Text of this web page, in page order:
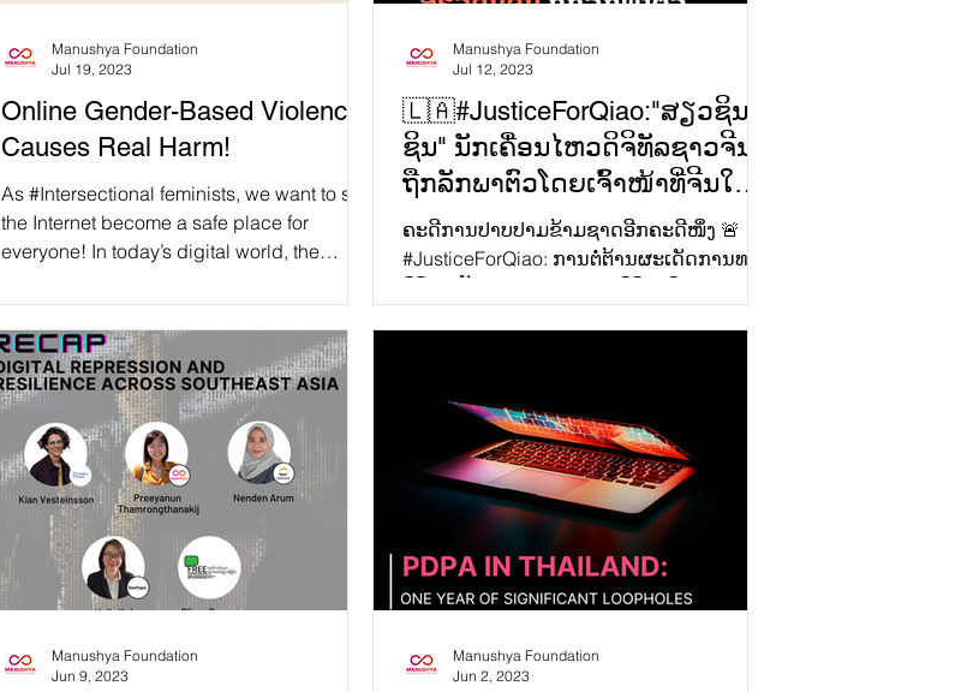
Online Gender-Based Violence
Causes Real Harm!
As #Intersectional feminists, we want to see
the Internet become a safe place for
everyone! In today’s digital world, the
Manushya Foundation
Jul 19, 2023
🇱🇦#JusticeForQiao:"ສຽວຊິນ
ຊິນ" ນັກເຄື່ອນໄຫວດິຈິທັລຊາວຈີນ
ຖືກລັກພາຕົວໂດຍເຈົ້າໜ້າທີ່ຈີນໃນ
ປະເທດລາວ
ຄະດີການປາບປາມຂ້າມຊາດອີກຄະດີໜຶ່ງ 🚨
#JusticeForQiao: ການຕໍ່ຕ້ານຜະເດັດການທາງ
Manushya Foundation
Jul 12, 2023
Manushya Foundation
Jun 9, 2023
Manushya Foundation
Jun 2, 2023